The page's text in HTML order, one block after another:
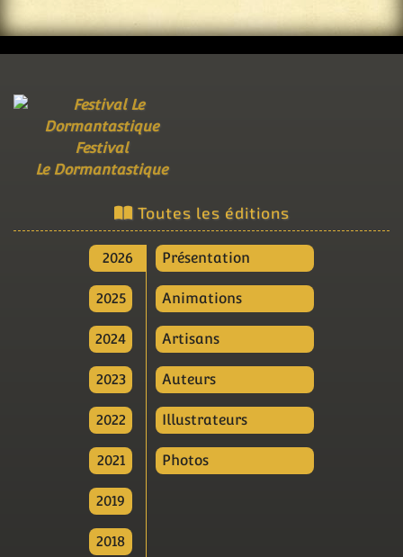
Festival
Le Dormantastique
Toutes les éditions
2026
2025
2024
2023
2022
2021
2019
2018
Présentation
Animations
Artisans
Auteurs
Illustrateurs
Photos